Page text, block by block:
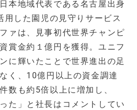
本地域代表である名古屋出身
した園児の見守りサービス
ァは、見事初代世界チャンピ
賞金約１億円を獲得。ユニフ
に輝いたことで世界進出の足
く、10億円以上の資金調達
数も約5倍以上に増加し、
た」と社長はコメントしてい